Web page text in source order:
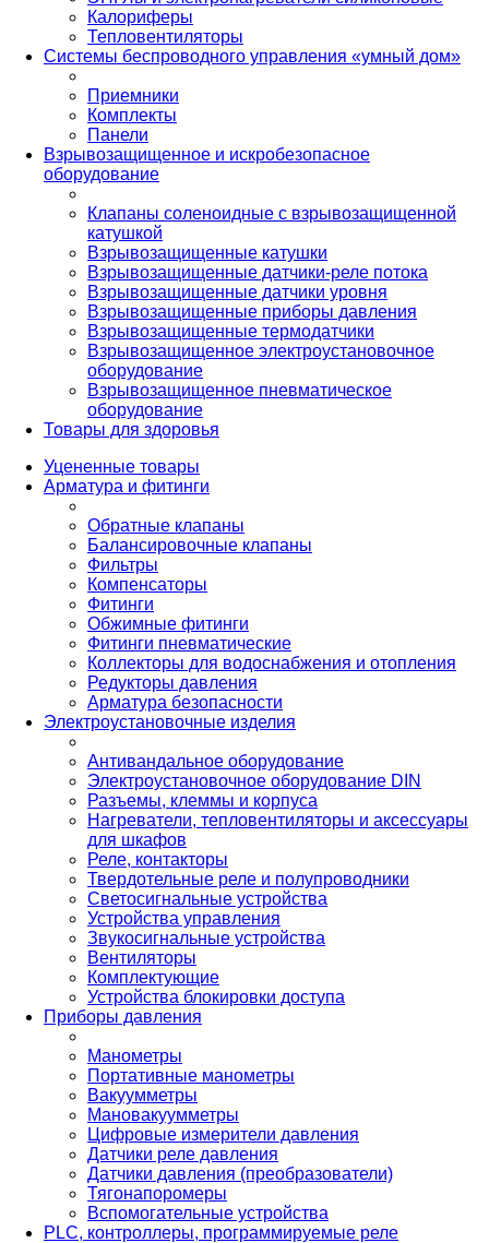
Калориферы
Тепловентиляторы
Системы беспроводного управления «умный дом»
Приемники
Комплекты
Панели
Взрывозащищенное и искробезопасное
оборудование
Клапаны соленоидные с взрывозащищенной
катушкой
Взрывозащищенные катушки
Взрывозащищенные датчики-реле потока
Взрывозащищенные датчики уровня
Взрывозащищенные приборы давления
Взрывозащищенные термодатчики
Взрывозащищенное электроустановочное
оборудование
Взрывозащищенное пневматическое
оборудование
Товары для здоровья
Уцененные товары
Арматура и фитинги
Обратные клапаны
Балансировочные клапаны
Фильтры
Компенсаторы
Фитинги
Обжимные фитинги
Фитинги пневматические
Коллекторы для водоснабжения и отопления
Редукторы давления
Арматура безопасности
Электроустановочные изделия
Антивандальное оборудование
Электроустановочное оборудование DIN
Разъемы, клеммы и корпуса
Нагреватели, тепловентиляторы и аксессуары
для шкафов
Реле, контакторы
Твердотельные реле и полупроводники
Светосигнальные устройства
Устройства управления
Звукосигнальные устройства
Вентиляторы
Комплектующие
Устройства блокировки доступа
Приборы давления
Манометры
Портативные манометры
Вакуумметры
Мановакуумметры
Цифровые измерители давления
Датчики реле давления
Датчики давления (преобразователи)
Тягонапоромеры
Вспомогательные устройства
PLС, контроллеры, программируемые реле